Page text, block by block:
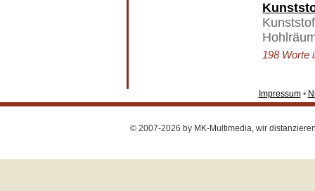
198 Worte
Impressum•
© 2007-2026 by MK-Multimedia, wir